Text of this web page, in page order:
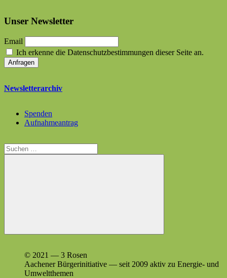
Unser Newsletter
Email
Ich erkenne die Datenschutzbestimmungen dieser Seite an.
Newsletterarchiv
Spenden
Aufnahmeantrag
Suchen
nach:
Suchen
© 2021 — 3 Rosen
Aach­en­er Bürg­erini­tia­tive — seit 2009 aktiv zu Energie- und
Umweltthemen